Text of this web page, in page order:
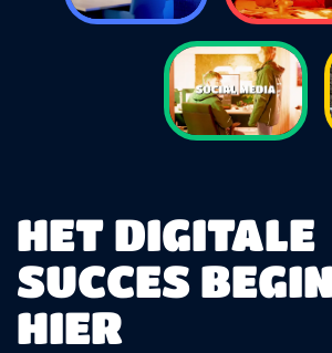
HET DIGITALE
SUCCES
HIER